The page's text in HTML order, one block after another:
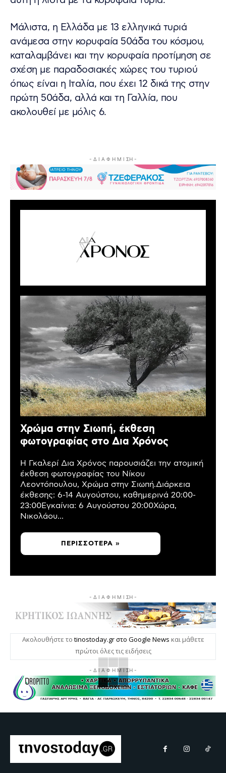
Μάλιστα, η Ελλάδα με 13 ελληνικά τυριά
ανάμεσα στην κορυφαία 50άδα του κόσμου,
καταλαμβάνει και την κορυφαία προτίμηση σε
σχέση με παραδοσιακές χώρες του τυριού
όπως είναι η Ιταλία, που έχει 12 δικά της στην
πρώτη 50άδα, αλλά και τη Γαλλία, που
ακολουθεί με μόλις 6.
- Δ Ι Α Φ Η Μ Ι ΣΗ -
Χρώμα στην Σιωπή, έκθεση
φωτογραφίας στο Δια Χρόνος
Η Γκαλερί Δια Χρόνος παρουσιάζει την ατομική
έκθεση φωτογραφίας του Νίκου
Λεοντόπουλου, Χρώμα στην Σιωπή.Διάρκεια
έκθεσης: 6-14 Αυγούστου, καθημερινά 20:00-
23:00Εγκαίνια: 6 Αυγούστου 20:00Χώρα,
Νικολάου...
ΠΕΡΙΣΣΌΤΕΡΑ »
- Δ Ι Α Φ Η Μ Ι ΣΗ -
Ακολουθήστε το tinostoday.gr στο Google News και μάθετε
πρώτοι όλες τις ειδήσεις
- Δ Ι Α Φ Η Μ Ι ΣΗ -